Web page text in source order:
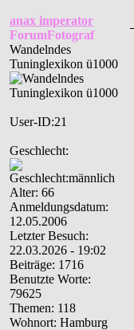
anax imperator
ForumFotograf
Wandelndes
Tuninglexikon ü1000
User-ID:21
Geschlecht:
Alter: 66
Anmeldungsdatum:
12.05.2006
Letzter Besuch:
22.03.2026 - 19:02
Beiträge: 1716
Benutzte Worte:
79625
Themen: 118
Wohnort: Hamburg